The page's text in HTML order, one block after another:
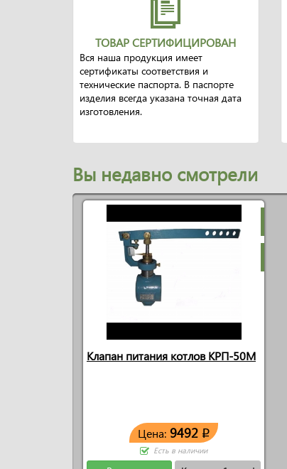
ТОВАР СЕРТИФИЦИРОВАН
Вся наша продукция имеет
сертификаты соответствия и
технические паспорта. В паспорте
изделия всегда указана точная дата
изготовления.
Вы недавно смотрели
Клапан питания котлов КРП-50М
Цена: 9492 q
Есть в наличии